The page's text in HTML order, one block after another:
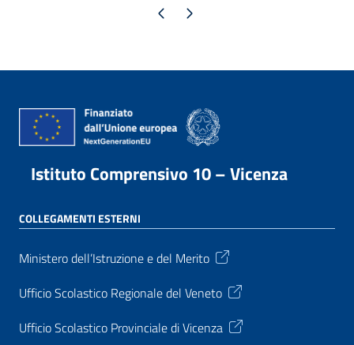
Pagina precedente
Pagina successiva
Istituto Comprensivo 10 – Vicenza
COLLEGAMENTI ESTERNI
Ministero dell’Istruzione e del Merito
Ufficio Scolastico Regionale del Veneto
Ufficio Scolastico Provinciale di Vicenza